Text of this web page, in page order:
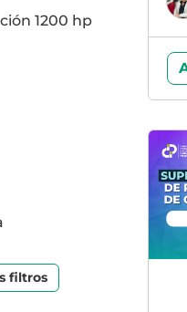
1200 hp
filtros